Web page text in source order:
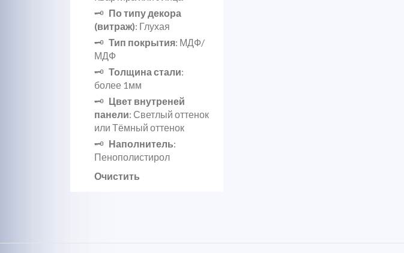
По типу декора
(витраж): Глухая
Тип покрытия: МДФ/
МДФ
Толщина стали:
более 1мм
Цвет внутреней
панели: Светлый оттенок
или Тёмный оттенок
Наполнитель:
Пенополистирол
Очистить